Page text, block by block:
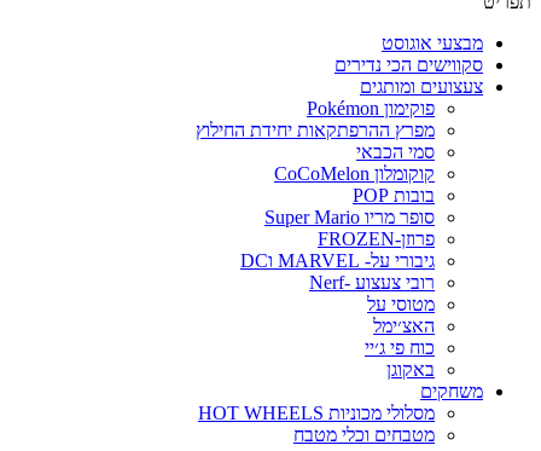
מבצעי אוגוסט
סקווישים הכי נדירים
צעצועים ומותגים
פוקימון Pokémon
מפרץ ההרפתקאות יחידת החילוץ
סמי הכבאי
קוקומלון CoCoMelon
בובות POP
סופר מריו Super Mario
פרוזן-FROZEN
גיבורי על- MARVEL וDC
רובי צעצוע -Nerf
מטוסי על
האצ׳ימל
כוח פי ג׳יי
באקוגן
משחקים
מסלולי מכוניות HOT WHEELS
מטבחים וכלי מטבח